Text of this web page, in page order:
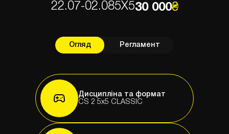
22.07-02.085X530 000₴
Огляд Регламент
Дисципліна та формат
CS 2 5x5 CLASSIC